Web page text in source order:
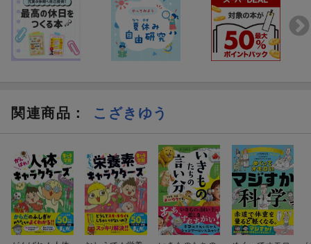
関連商品 ： こざきゆう